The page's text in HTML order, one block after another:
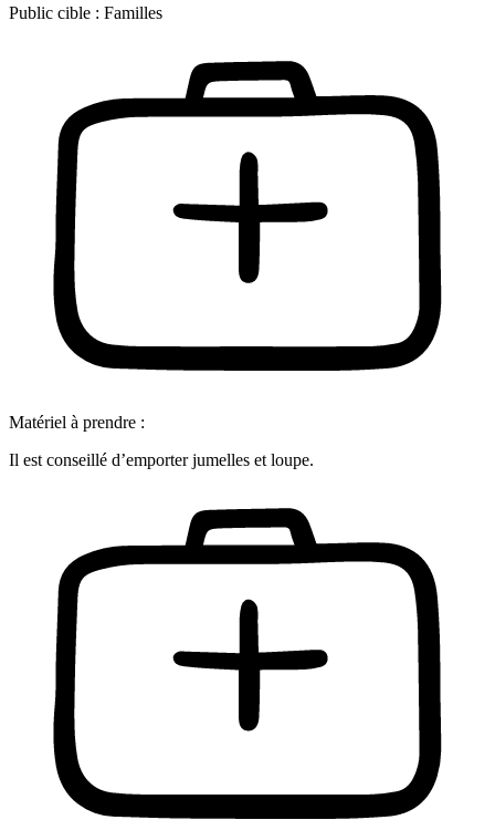
Public cible : Familles
Matériel à prendre :
Il est conseillé d’emporter jumelles et loupe.